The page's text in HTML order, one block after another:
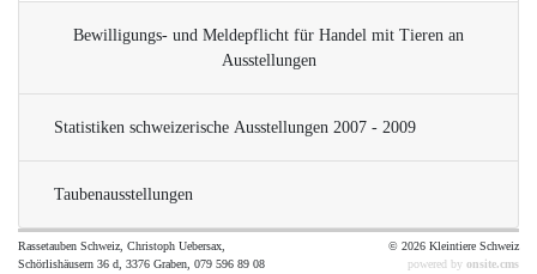
Bewilligungs- und Meldepflicht für Handel mit Tieren an
Ausstellungen
Statistiken schweizerische Ausstellungen 2007 - 2009
Taubenausstellungen
Rassetauben Schweiz, Christoph Uebersax,
Schörlishäusern 36 d, 3376 Graben, 079 596 89 08
© 2026 Kleintiere Schweiz
powered by onsite.cms